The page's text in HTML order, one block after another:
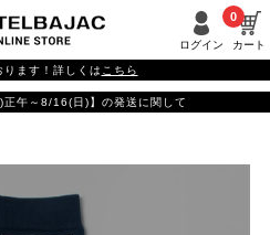
ログイン カート
0
ります！詳しくは こちら
午～8/16(日)】の発送に関して